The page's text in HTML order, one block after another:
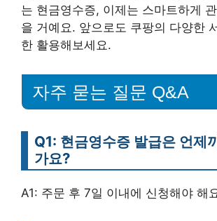
는 현금영수증, 이제는 스마트하게
을 거예요. 앞으로도 쿠팡의 다양한
한 활용해보세요.
자주 묻는 질문 Q&A
Q1: 현금영수증 발급은 언제
가요?
A1: 주문 후 7일 이내에 신청해야 해